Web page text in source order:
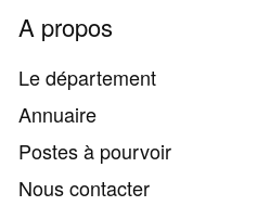
A propos
Le département
Annuaire
Postes à pourvoir
Nous contacter